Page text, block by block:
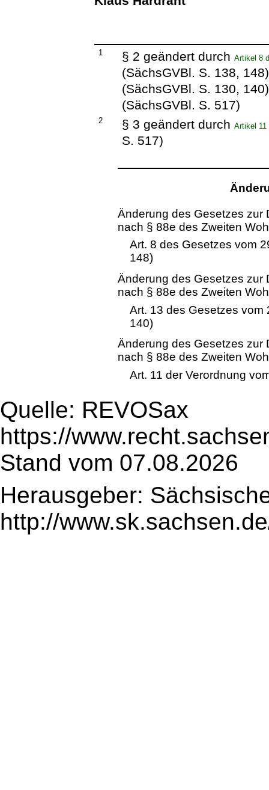
1 § 2 geändert durchArtikel 8
(SächsGVBl. S. 138,
(SächsGVBl. S. 130,
(SächsGVBl. S. 517)
2 § 3 geändert durchArtikel 11
S. 517)
Änderung des Gesetzes zur
nach § 88e des Zweiten
Art. 8 des Gesetzes vom
148)
Änderung des Gesetzes zur
nach § 88e des Zweiten
Art. 13 des Gesetzes vom
140)
Änderung des Gesetzes zur
nach § 88e des Zweiten
Art. 11 der Verordnung
Quelle: REVOSax
https://
Stand vom 07.08.2026
Herausgeber:
http://